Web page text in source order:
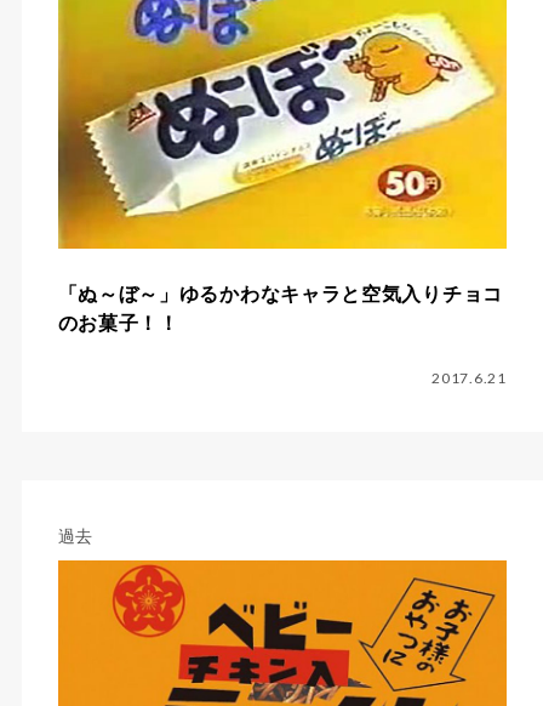
「ぬ～ぼ～」ゆるかわなキャラと空気入りチョコ
のお菓子！！
2017.6.21
過去